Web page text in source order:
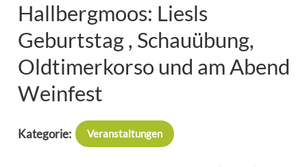
Hallbergmoos: Liesls
Geburtstag , Schauübung,
Oldtimerkorso und am Abend
Weinfest
Kategorie: Veranstaltungen